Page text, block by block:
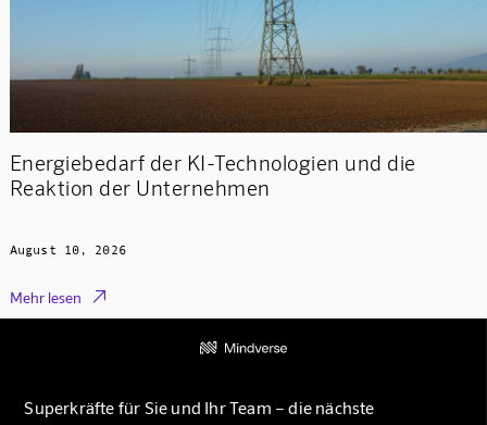
Energiebedarf der KI-Technologien und die
Reaktion der Unternehmen
August 10, 2026
Mehr lesen 
Superkräfte für Sie und Ihr Team – die nächste